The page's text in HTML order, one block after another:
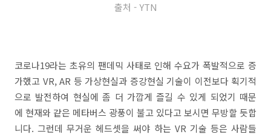
출처 - YTN
코로나19라는 초유의 팬데믹 사태로 인해 수요가 폭발적으로 증
가했고 VR, AR 등 가상현실과 증강현실 기술이 이전보다 획기적
으로 발전하여 현실에 좀 더 가깝게 즐길 수 있게 되었기 때문
에 현재와 같은 메타버스 광풍이 불고 있다고 보시면 무방할 듯합
니다. 그런데 무거운 헤드셋을 써야 하는 VR 기술 등은 사람들